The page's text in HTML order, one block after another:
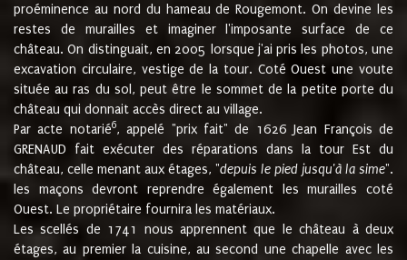
proéminence au nord du hameau de Rougemont. On devine les
restes de murailles et imaginer l'imposante surface de ce
château. On distinguait, en 2005 lorsque j'ai pris les photos, une
excavation circulaire, vestige de la tour. Coté Ouest une voute
située au ras du sol, peut être le sommet de la petite porte du
château qui donnait accès direct au village.
Par acte notarié6, appelé "prix fait" de 1626 Jean François de
GRENAUD fait exécuter des réparations dans la tour Est du
château, celle menant aux étages, "depuis le pied jusqu'à la sime".
les maçons devront reprendre également les murailles coté
Ouest. Le propriétaire fournira les matériaux.
Les scellés de 1741 nous apprennent que le château à deux
étages, au premier la cuisine, au second une chapelle avec les